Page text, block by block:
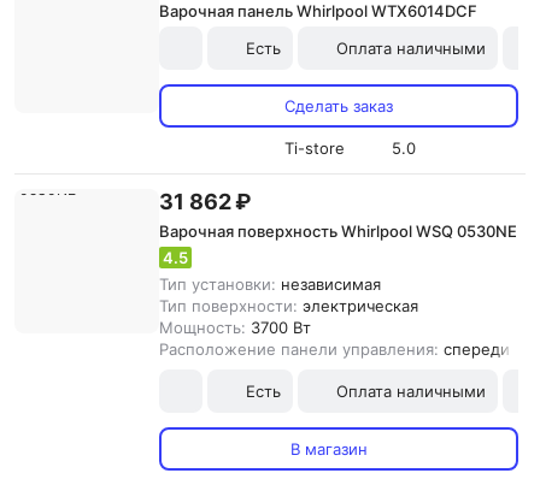
Варочная панель Whirlpool WTX6014DCF
Есть
Оплата наличными
Сделать заказ
Ti-store 5.0
31 862 ₽
Варочная поверхность Whirlpool WSQ 0530NE
4.5
Тип установки: независимая
Тип поверхности: электрическая
Мощность: 3700 Вт
Расположение панели управления: спереди
Есть Оплата наличными
В магазин